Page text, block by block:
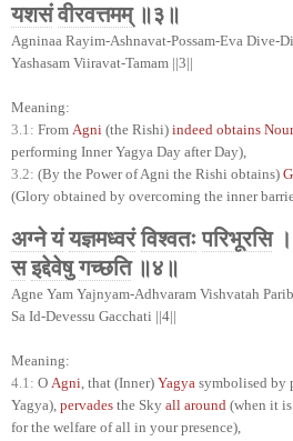
यशसं वीरवत्तमम्॥३॥
Agninaa Rayim-Ashnavat-Possam-Eva Dive-
Yashasam Viiravat-Tamam ||3||
Meaning:
3.1: From Agni (the Rishi) indeed obtains
performing Inner Yagya Day after Day),
3.2: (By the Power of Agni the Rishi obtains)
(Glory obtained by overcoming the inner
अग्ने यं यज्ञमध्वरं विश्वतः परिभूरसि।
स इद्देवेषु गच्छति॥४॥
Agne Yam Yajnyam-Adhvaram Vishvatah
Sa Id-Devessu Gacchati ||4||
Meaning:
4.1: O Agni, that (Inner) Yagya symbolised by
Yagya), pervades the Sky all around (when it
for the welfare of all in your presence),